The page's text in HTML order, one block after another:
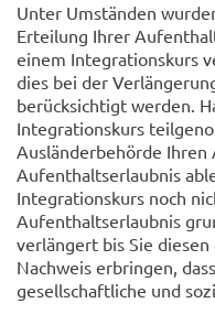
Unter Umständen
Erteilung Ihrer
einem Integrationskurs
dies bei der
berücksichtigt werden.
Integrationskurs
Ausländerbehörde
Aufenthaltserlaubnis
Integrationskurs noch
Aufenthaltserlaubnis
verlängert bis Sie
Nachweis erbringen,
gesellschaftliche und